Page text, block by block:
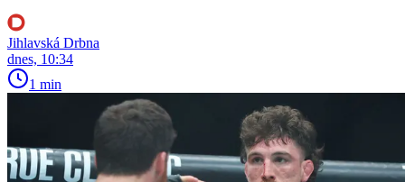
Jihlavská Drbna
dnes, 10:34
1 min